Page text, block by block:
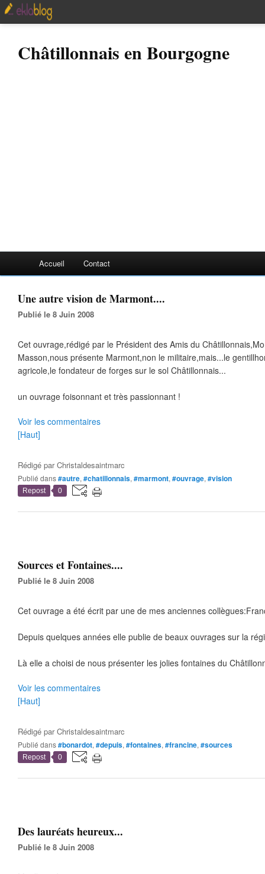
Châtillonnais en Bourgogne
Accueil Contact
Une autre vision de Marmont....
Publié le 8 Juin 2008
Cet ouvrage,rédigé par le Président des Amis du
Masson,nous présente Marmont,non le militaire,mais...le
agricole,le fondateur de forges sur le sol Châtillonnais...
un ouvrage foisonnant et très passionnant !
Voir les commentaires
[Haut]
Rédigé parChristaldesaintmarc
Publié dans#autre, #chatillonnais, #marmont, #ouvrage, #vision
Repost 0
Sources et Fontaines....
Publié le 8 Juin 2008
Cet ouvrage a été écrit par une de mes anciennes
Depuis quelques années elle publie de beaux ouvrages sur la
Là elle a choisi de nous présenter les jolies fontaines du
Voir les commentaires
[Haut]
Rédigé parChristaldesaintmarc
Publié dans#bonardot, #depuis, #fontaines, #francine, #sources
Repost 0
Des lauréats heureux...
Publié le 8 Juin 2008